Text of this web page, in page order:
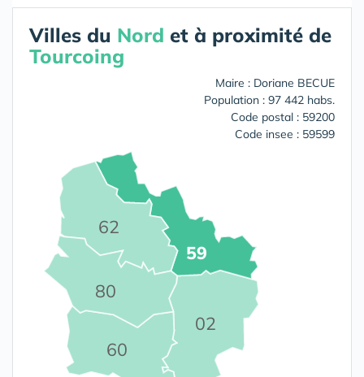
Villes du Nord et à proximité de
Tourcoing
Maire : Doriane BECUE
Population : 97 442 habs.
Code postal : 59200
Code insee : 59599
02
59
60
62
80